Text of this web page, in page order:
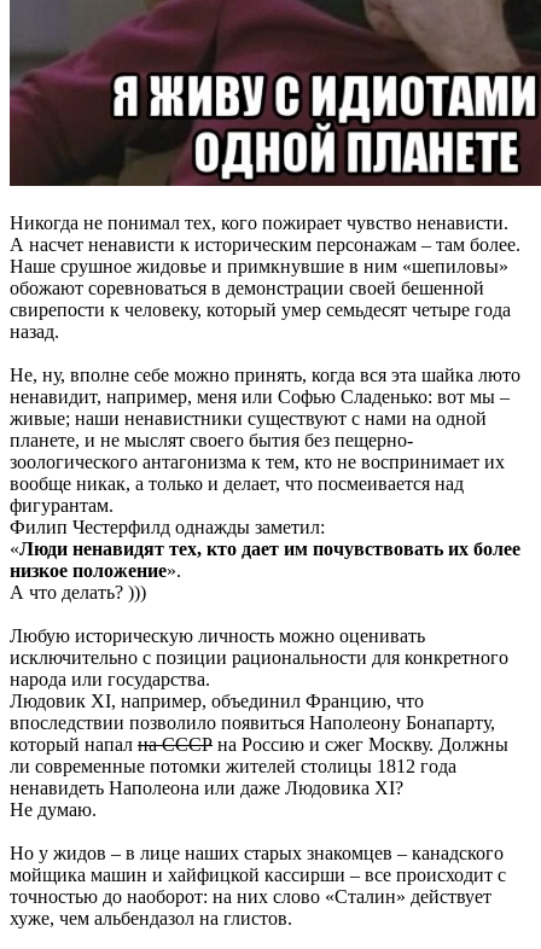
Никогда не понимал тех, кого пожирает чувство ненависти.
А насчет ненависти к историческим персонажам – там более.
Наше срушное жидовье и примкнувшие в ним «шепиловы»
обожают соревноваться в демонстрации своей бешенной
свирепости к человеку, который умер семьдесят четыре года
назад.
Не, ну, вполне себе можно принять, когда вся эта шайка люто
ненавидит, например, меня или Софью Сладенько: вот мы –
живые; наши ненавистники существуют с нами на одной
планете, и не мыслят своего бытия без пещерно-
зоологического антагонизма к тем, кто не воспринимает их
вообще никак, а только и делает, что посмеивается над
фигурантам.
Филип Честерфилд однажды заметил:
«Люди ненавидят тех, кто дает им почувствовать их более
низкое положение».
А что делать? )))
Любую историческую личность можно оценивать
исключительно с позиции рациональности для конкретного
народа или государства.
Людовик XI, например, объединил Францию, что
впоследствии позволило появиться Наполеону Бонапарту,
который напал на СССР на Россию и сжег Москву. Должны
ли современные потомки жителей столицы 1812 года
ненавидеть Наполеона или даже Людовика XI?
Не думаю.
Но у жидов – в лице наших старых знакомцев – канадского
мойщика машин и хайфицкой кассирши – все происходит с
точностью до наоборот: на них слово «Сталин» действует
хуже, чем альбендазол на глистов.